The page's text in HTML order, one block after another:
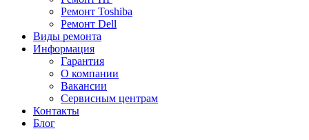
Ремонт Toshiba
Ремонт Dell
Виды ремонта
Информация
Гарантия
О компании
Вакансии
Сервисным центрам
Контакты
Блог